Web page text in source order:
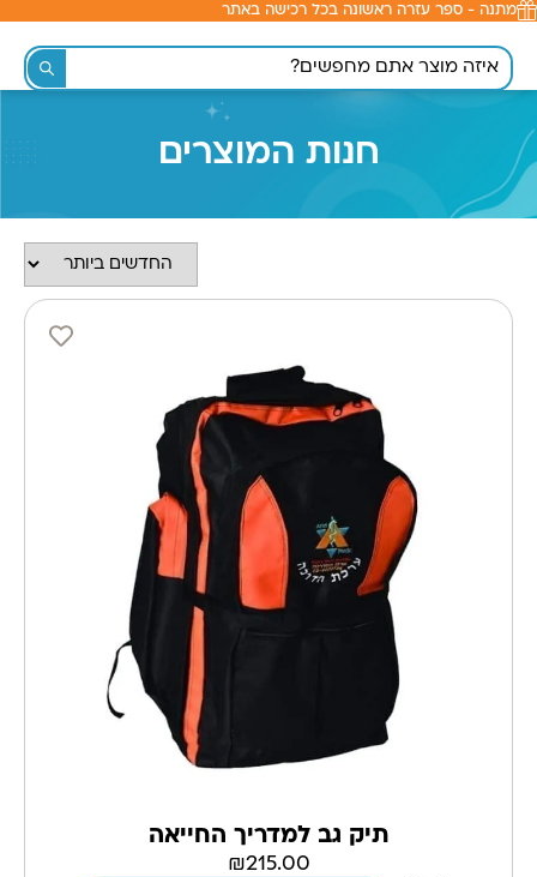
לתוכן
מתנה - ספר עזרה ראשונה בכל רכישה באתר
חנות המוצרים
תיק גב למדריך החייאה
₪215.00